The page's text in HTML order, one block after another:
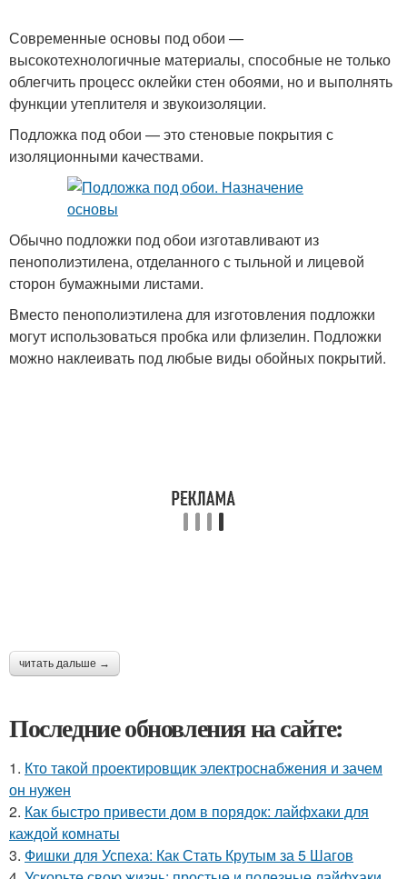
Современные основы под обои —
высокотехнологичные материалы, способные не только
облегчить процесс оклейки стен обоями, но и выполнять
функции утеплителя и звукоизоляции.
Подложка под обои — это стеновые покрытия с
изоляционными качествами.
Обычно подложки под обои изготавливают из
пенополиэтилена, отделанного с тыльной и лицевой
сторон бумажными листами.
Вместо пенополиэтилена для изготовления подложки
могут использоваться пробка или флизелин. Подложки
можно наклеивать под любые виды обойных покрытий.
читать дальше →
Последние обновления на сайте:
1. Кто такой проектировщик электроснабжения и зачем
он нужен
2. Как быстро привести дом в порядок: лайфхаки для
каждой комнаты
3. Фишки для Успеха: Как Стать Крутым за 5 Шагов